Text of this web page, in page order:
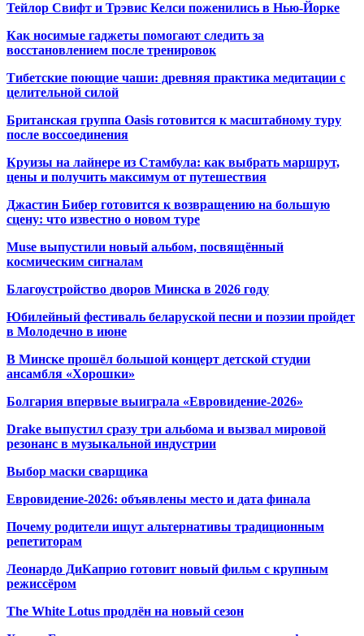
Тейлор Свифт и Трэвис Келси поженились в Нью-Йорке
Как носимые гаджеты помогают следить за
восстановлением после тренировок
Тибетские поющие чаши: древняя практика медитации с
целительной силой
Британская группа Oasis готовится к масштабному туру
после воссоединения
Круизы на лайнере из Стамбула: как выбрать маршрут,
цены и получить максимум от путешествия
Джастин Бибер готовится к возвращению на большую
сцену: что известно о новом туре
Muse выпустили новый альбом, посвящённый
космическим сигналам
Благоустройство дворов Минска в 2026 году
Юбилейный фестиваль беларуской песни и поэзии пройдет
в Молодечно в июне
В Минске прошёл большой концерт детской студии
ансамбля «Хорошки»
Болгария впервые выиграла «Евровидение-2026»
Drake выпустил сразу три альбома и вызвал мировой
резонанс в музыкальной индустрии
Выбор маски сварщика
Евровидение-2026: объявлены место и дата финала
Почему родители ищут альтернативы традиционным
репетиторам
Леонардо ДиКаприо готовит новый фильм с крупным
режиссёром
The White Lotus продлён на новый сезон